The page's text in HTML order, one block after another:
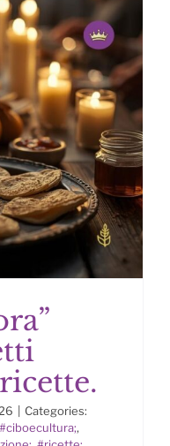
detti
Categories:
#ciboecultura;,